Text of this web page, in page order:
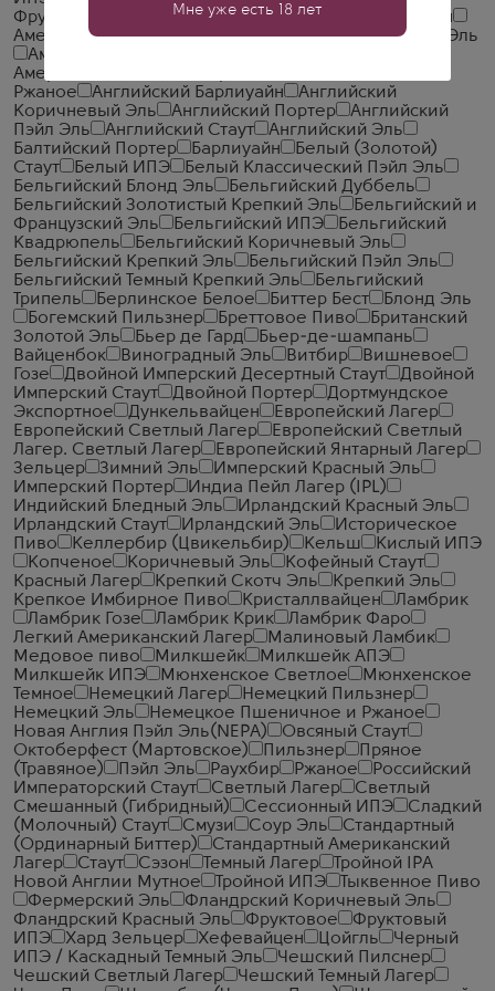
Фруктовый Гозе
Айсбок
Американский Барлиуайн
Американский Дикий Эль
Американский Красный Эль
Американский Портер
Американский Эль
Ржаное
Английский Барлиуайн
Английский
Коричневый Эль
Английский Портер
Английский
Пэйл Эль
Английский Стаут
Английский Эль
Балтийский Портер
Барлиуайн
Белый (Золотой)
Стаут
Белый ИПЭ
Белый Классический Пэйл Эль
Бельгийский Блонд Эль
Бельгийский Дуббель
Бельгийский Золотистый Крепкий Эль
Бельгийский и
Французский Эль
Бельгийский ИПЭ
Бельгийский
Квадрюпель
Бельгийский Коричневый Эль
Бельгийский Крепкий Эль
Бельгийский Пэйл Эль
Бельгийский Темный Крепкий Эль
Бельгийский
Трипель
Берлинское Белое Биттер Бест
Блонд Эль
Богемский Пильзнер
Бреттовое Пиво
Британский
Золотой Эль
Бьер де Гард
Бьер-де-шампань
Вайценбок
Виноградный Эль Витбир
Вишневое
Гозе
Двойной Имперский Десертный Стаут
Двойной
Имперский Стаут
Двойной Портер
Дортмундское
Экспортное
Дункельвайцен
Европейский Лагер
Европейский Светлый Лагер
Европейский Светлый
Лагер. Светлый Лагер
Европейский Янтарный Лагер
Зельцер
Зимний Эль
Имперский Красный Эль
Имперский Портер
Индиа Пейл Лагер (IPL)
Индийский Бледный Эль
Ирландский Красный Эль
Ирландский Стаут
Ирландский Эль
Историческое
Пиво
Келлербир (Цвикельбир) Кельш
Кислый ИПЭ
Копченое
Коричневый Эль
Кофейный Стаут
Красный Лагер
Крепкий Скотч Эль
Крепкий Эль
Крепкое Имбирное Пиво
Кристаллвайцен
Ламбрик
Ламбрик Гозе
Ламбрик Крик
Ламбрик Фаро
Легкий Американский Лагер
Малиновый Ламбик
Медовое пиво
Милкшейк
Милкшейк АПЭ
Милкшейк ИПЭ
Мюнхенское Светлое
Мюнхенское
Темное
Немецкий Лагер
Немецкий Пильзнер
Немецкий Эль
Немецкое Пшеничное и Ржаное
Новая Англия Пэйл Эль(NEPA)
Овсяный Стаут
Октоберфест (Мартовское)
Пильзнер
Пряное
(Травяное)
Пэйл Эль Раухбир Ржаное
Российский
Императорский Стаут
Светлый Лагер
Светлый
Смешанный (Гибридный)
Сессионный ИПЭ
Сладкий
(Молочный) Стаут
Смузи Соур Эль
Стандартный
(Ординарный Биттер)
Стандартный Американский
Лагер
Стаут Сэзон Темный Лагер
Тройной IPA
Новой Англии Мутное
Тройной ИПЭ
Тыквенное Пиво
Фермерский Эль
Фландрский Коричневый Эль
Фландрский Красный Эль
Фруктовое
Фруктовый
ИПЭ
Хард Зельцер Хефевайцен Цойгль
Черный
ИПЭ / Каскадный Темный Эль
Чешский Пилснер
Чешский Светлый Лагер
Чешский Темный Лагер
Мне уже есть 18 лет